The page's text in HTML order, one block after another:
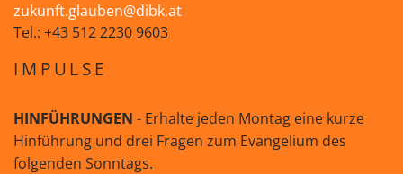
zukunft.glauben@dibk.at
Tel.: +43 512 2230 9603
IMPULSE
HINFÜHRUNGEN - Erhalte jeden Montag eine kurze
Hinführung und drei Fragen zum Evangelium des
folgenden Sonntags.